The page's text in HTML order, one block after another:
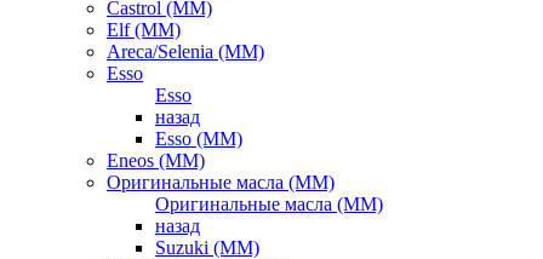
Castrol (ММ)
Elf (ММ)
Areca/Selenia (ММ)
Esso
Esso
назад
Esso (ММ)
Eneos (ММ)
Оригинальные масла (ММ)
Оригинальные масла (ММ)
назад
Suzuki (ММ)